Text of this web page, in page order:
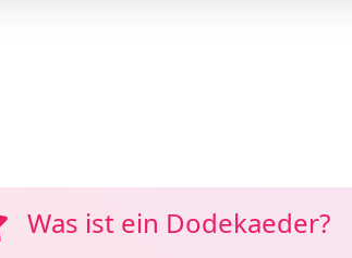
Was ist ein Dodekaeder?